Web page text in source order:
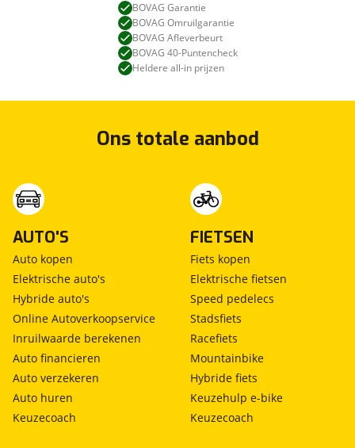
BOVAG Garantie
BOVAG Omruilgarantie
BOVAG Afleverbeurt
BOVAG 40-Puntencheck
Heldere all-in prijzen
Ons totale aanbod
AUTO'S
Auto kopen
Elektrische auto's
Hybride auto's
Online Autoverkoopservice
Inruilwaarde berekenen
Auto financieren
Auto verzekeren
Auto huren
Keuzecoach
FIETSEN
Fiets kopen
Elektrische fietsen
Speed pedelecs
Stadsfiets
Racefiets
Mountainbike
Hybride fiets
Keuzehulp e-bike
Keuzecoach